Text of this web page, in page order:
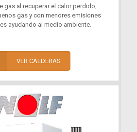
gas al recuperar el calor perdido,
gas y con menores emisiones
ayudando al medio ambiente.
VER CALDERAS